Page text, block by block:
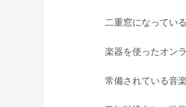
二重窓になってい
楽器を使ったオン
常備されている音